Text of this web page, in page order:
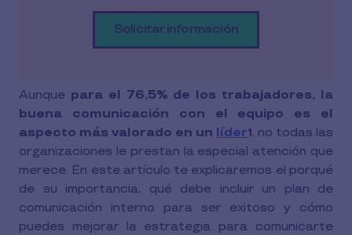
Solicitar información
Aunque para el 76,5% de los trabajadores, la
buena comunicación con el equipo es el
aspecto más valorado en un líder1, no todas las
organizaciones le prestan la especial atención que
merece. En este artículo te explicaremos el porqué
de su importancia, qué debe incluir un plan de
comunicación interno para ser exitoso y cómo
puedes mejorar la estrategia para comunicarte